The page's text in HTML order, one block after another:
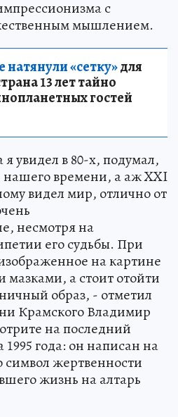
с
мышлением.
«сетку»для
13 лет тайно
гостей
увидел в 80-х, подумал,
нашего времени, а аж XXI
видел мир, отлично от
несмотря на
его судьбы. При
на картине
а стоит отойти
образ, - отметил
Крамского Владимир
на последний
1995 года: он написан на
символ жертвенности
жизнь на алтарь